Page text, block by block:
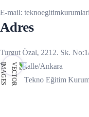
E-mail:
Adres
Turgut Özal, 2212. Sk.
Yenimahalle/Ankara
Tekno Eğitim